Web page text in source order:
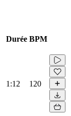
Durée BPM
1:12 120